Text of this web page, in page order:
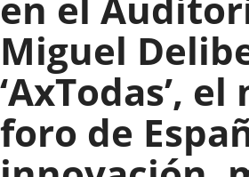
Miguel
‘AxTodas’,
foro de